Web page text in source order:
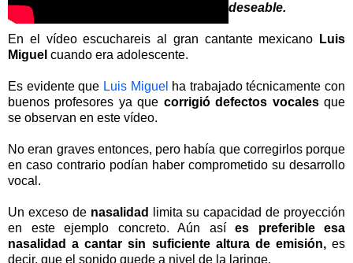
deseable.
En el vídeo escuchareis al gran cantante mexicano
Luis
Miguel cuando era adolescente.
Es evidente que Luis Miguel ha trabajado técnicamente con
buenos profesores ya que corrigió defectos vocalesque
se observan en este vídeo.
No eran graves entonces, pero había que corregirlos porque
en caso contrario podían haber comprometido su desarrollo
vocal.
Un exceso de nasalidad
limita su capacidad de proyección
en este ejemplo concreto. Aún así es preferible esa
nasalidad a cantar sin suficiente altura de emisión,es
decir, que el sonido quede a nivel de la laringe.